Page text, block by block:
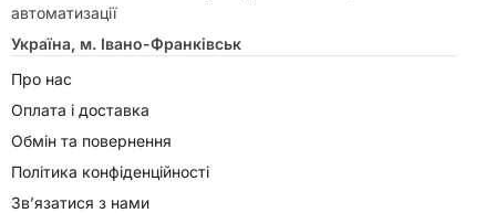
автоматизації
Україна, м. Івано-Франківськ
Про нас
Оплата і доставка
Обмін та повернення
Політика конфіденційності
Зв’язатися з нами